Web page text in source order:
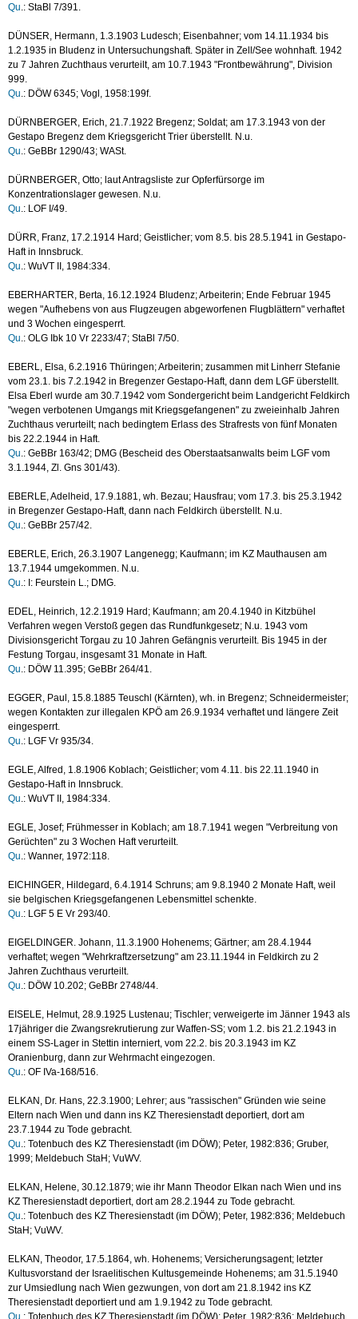
Qu .: StaBl 7/391.
DÜNSER, Hermann, 1.3.1903 Ludesch; Eisenbahner; vom 14.11.1934 bis
1.2.1935 in Bludenz in Untersuchungshaft. Später in Zell/See wohnhaft. 1942
zu 7 Jahren Zuchthaus verurteilt, am 10.7.1943 "Frontbewährung", Division
999.
Qu .: DÖW 6345; Vogl, 1958:199f.
DÜRNBERGER, Erich, 21.7.1922 Bregenz; Soldat; am 17.3.1943 von der
Gestapo Bregenz dem Kriegsgericht Trier überstellt. N.u.
Qu .: GeBBr 1290/43; WASt.
DÜRNBERGER, Otto; laut Antragsliste zur Opferfürsorge im
Konzentrationslager gewesen. N.u.
Qu .: LOF I/49.
DÜRR, Franz, 17.2.1914 Hard; Geistlicher; vom 8.5. bis 28.5.1941 in Gestapo-
Haft in Innsbruck.
Qu .: WuVT II, 1984:334.
EBERHARTER, Berta, 16.12.1924 Bludenz; Arbeiterin; Ende Februar 1945
wegen "Aufhebens von aus Flugzeugen abgeworfenen Flugblättern" verhaftet
und 3 Wochen eingesperrt.
Qu .: OLG Ibk 10 Vr 2233/47; StaBl 7/50.
EBERL, Elsa, 6.2.1916 Thüringen; Arbeiterin; zusammen mit Linherr Stefanie
vom 23.1. bis 7.2.1942 in Bregenzer Gestapo-Haft, dann dem LGF überstellt.
Elsa Eberl wurde am 30.7.1942 vom Sondergericht beim Landgericht Feldkirch
"wegen verbotenen Umgangs mit Kriegsgefangenen" zu zweieinhalb Jahren
Zuchthaus verurteilt; nach bedingtem Erlass des Strafrests von fünf Monaten
bis 22.2.1944 in Haft.
Qu .: GeBBr 163/42; DMG (Bescheid des Oberstaatsanwalts beim LGF vom
3.1.1944, Zl. Gns 301/43).
EBERLE, Adelheid, 17.9.1881, wh. Bezau; Hausfrau; vom 17.3. bis 25.3.1942
in Bregenzer Gestapo-Haft, dann nach Feldkirch überstellt. N.u.
Qu .: GeBBr 257/42.
EBERLE, Erich, 26.3.1907 Langenegg; Kaufmann; im KZ Mauthausen am
13.7.1944 umgekommen. N.u.
Qu .: I: Feurstein L.; DMG.
EDEL, Heinrich, 12.2.1919 Hard; Kaufmann; am 20.4.1940 in Kitzbühel
Verfahren wegen Verstoß gegen das Rundfunkgesetz; N.u. 1943 vom
Divisionsgericht Torgau zu 10 Jahren Gefängnis verurteilt. Bis 1945 in der
Festung Torgau, insgesamt 31 Monate in Haft.
Qu .: DÖW 11.395; GeBBr 264/41.
EGGER, Paul, 15.8.1885 Teuschl (Kärnten), wh. in Bregenz; Schneidermeister;
wegen Kontakten zur illegalen KPÖ am 26.9.1934 verhaftet und längere Zeit
eingesperrt.
Qu .: LGF Vr 935/34.
EGLE, Alfred, 1.8.1906 Koblach; Geistlicher; vom 4.11. bis 22.11.1940 in
Gestapo-Haft in Innsbruck.
Qu .: WuVT II, 1984:334.
EGLE, Josef; Frühmesser in Koblach; am 18.7.1941 wegen "Verbreitung von
Gerüchten" zu 3 Wochen Haft verurteilt.
Qu .: Wanner, 1972:118.
EICHINGER, Hildegard, 6.4.1914 Schruns; am 9.8.1940 2 Monate Haft, weil
sie belgischen Kriegsgefangenen Lebensmittel schenkte.
Qu .: LGF 5 E Vr 293/40.
EIGELDINGER. Johann, 11.3.1900 Hohenems; Gärtner; am 28.4.1944
verhaftet; wegen "Wehrkraftzersetzung" am 23.11.1944 in Feldkirch zu 2
Jahren Zuchthaus verurteilt.
Qu .: DÖW 10.202; GeBBr 2748/44.
EISELE, Helmut, 28.9.1925 Lustenau; Tischler; verweigerte im Jänner 1943 als
17jähriger die Zwangsrekrutierung zur Waffen-SS; vom 1.2. bis 21.2.1943 in
einem SS-Lager in Stettin interniert, vom 22.2. bis 20.3.1943 im KZ
Oranienburg, dann zur Wehrmacht eingezogen.
Qu .: OF IVa-168/516.
ELKAN, Dr. Hans, 22.3.1900; Lehrer; aus "rassischen" Gründen wie seine
Eltern nach Wien und dann ins KZ Theresienstadt deportiert, dort am
23.7.1944 zu Tode gebracht.
Qu .: Totenbuch des KZ Theresienstadt (im DÖW); Peter, 1982:836; Gruber,
1999; Meldebuch StaH; VuWV.
ELKAN, Helene, 30.12.1879; wie ihr Mann Theodor Elkan nach Wien und ins
KZ Theresienstadt deportiert, dort am 28.2.1944 zu Tode gebracht.
Qu .: Totenbuch des KZ Theresienstadt (im DÖW); Peter, 1982:836; Meldebuch
StaH; VuWV.
ELKAN, Theodor, 17.5.1864, wh. Hohenems; Versicherungsagent; letzter
Kultusvorstand der Israelitischen Kultusgemeinde Hohenems; am 31.5.1940
zur Umsiedlung nach Wien gezwungen, von dort am 21.8.1942 ins KZ
Theresienstadt deportiert und am 1.9.1942 zu Tode gebracht.
Qu .: Totenbuch des KZ Theresienstadt (im DÖW); Peter, 1982:836; Meldebuch